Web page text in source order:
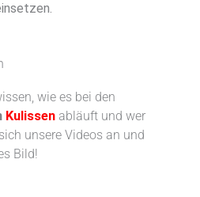
wie es bei den
Kulissen abläuft und wer
unsere Videos an und
Bild!